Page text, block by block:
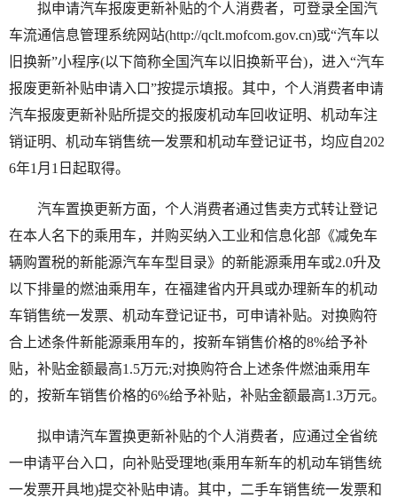
拟申请汽车报废更新补贴的个人消费者，可登录全国汽
车流通信息管理系统网站(http://qclt.mofcom.gov.cn)或“汽车以
旧换新”小程序(以下简称全国汽车以旧换新平台)，进入“汽车
报废更新补贴申请入口”按提示填报。其中，个人消费者申请
汽车报废更新补贴所提交的报废机动车回收证明、机动车注
销证明、机动车销售统一发票和机动车登记证书，均应自202
6年1月1日起取得。
汽车置换更新方面，个人消费者通过售卖方式转让登记
在本人名下的乘用车，并购买纳入工业和信息化部《减免车
辆购置税的新能源汽车车型目录》的新能源乘用车或2.0升及
以下排量的燃油乘用车，在福建省内开具或办理新车的机动
车销售统一发票、机动车登记证书，可申请补贴。对换购符
合上述条件新能源乘用车的，按新车销售价格的8%给予补
贴，补贴金额最高1.5万元;对换购符合上述条件燃油乘用车
的，按新车销售价格的6%给予补贴，补贴金额最高1.3万元。
拟申请汽车置换更新补贴的个人消费者，应通过全省统
一申请平台入口，向补贴受理地(乘用车新车的机动车销售统
一发票开具地)提交补贴申请。其中，二手车销售统一发票和